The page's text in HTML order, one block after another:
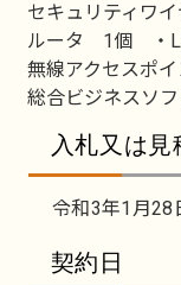
セキュリティ
ルータ 1個 ・
無線アクセスポ
総合ビジネスソ
入札又は見
令和3年1月28
契約日